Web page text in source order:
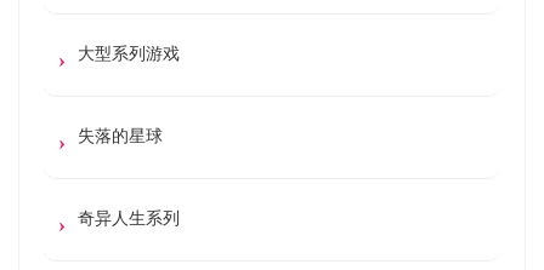
大型系列游戏
失落的星球
奇异人生系列